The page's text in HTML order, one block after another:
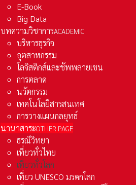
E-Book
Big Data
บทความวิชาการACADEMIC
บริหารธุรกิจ
อุตสาหกรรม
โลจิสติกส์และชัพพลายเชน
การตลาด
นวัตกรรม
เทคโนโลยีสารสนเทศ
การวางแผนกลยุทธ์
นานาสาระOTHER PAGE
ธรณีวิทยา
เที่ยวทั่วไทย
เที่ยวทั่วโลก
เที่ยว UNESCO มรดกโลก